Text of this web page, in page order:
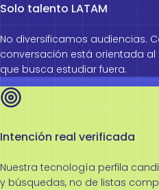
Solo talento LATAM
No diversificamos audiencias.
conversación está orientada
que busca estudiar fuera.
Intención real verificada
Nuestra tecnología perfila
y búsquedas, no de listas